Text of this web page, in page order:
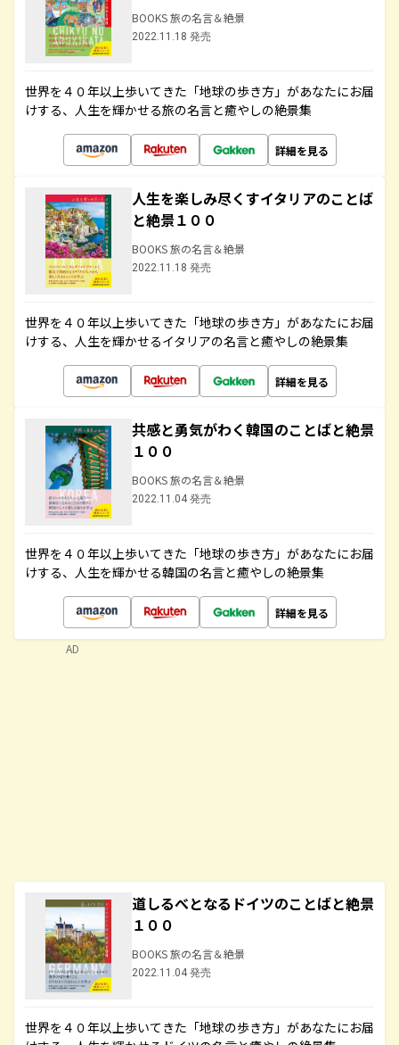
BOOKS 旅の名言＆絶景
2022.11.18 発売
世界を４０年以上歩いてきた「地球の歩き方」があなたにお届
けする、人生を輝かせる旅の名言と癒やしの絶景集
詳細を見る
人生を楽しみ尽くすイタリアのことば
と絶景１００
BOOKS 旅の名言＆絶景
2022.11.18 発売
世界を４０年以上歩いてきた「地球の歩き方」があなたにお届
けする、人生を輝かせるイタリアの名言と癒やしの絶景集
詳細を見る
共感と勇気がわく韓国のことばと絶景
１００
BOOKS 旅の名言＆絶景
2022.11.04 発売
世界を４０年以上歩いてきた「地球の歩き方」があなたにお届
けする、人生を輝かせる韓国の名言と癒やしの絶景集
詳細を見る
道しるべとなるドイツのことばと絶景
１００
BOOKS 旅の名言＆絶景
2022.11.04 発売
世界を４０年以上歩いてきた「地球の歩き方」があなたにお届
AD